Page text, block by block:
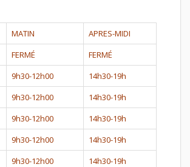
MATIN
APRES-MIDI
FERMÉ
FERMÉ
9h30-12h00
14h30-19h
9h30-12h00
14h30-19h
9h30-12h00
14h30-19h
9h30-12h00
14h30-19h
9h30-12h00 14h30-19h